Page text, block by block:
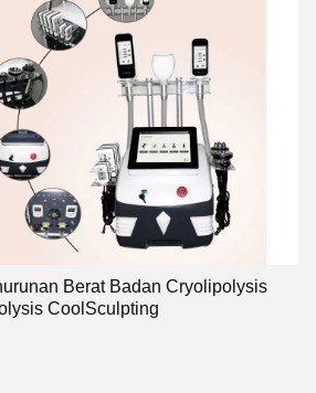
Berat Badan Cryolipolysis
CoolSculpting